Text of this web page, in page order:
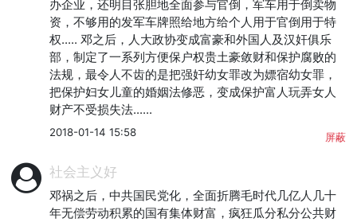
办企业，还明目张胆地全面参与官倒，军车用于倒卖物
资，不够用的发军车牌照给地方给个人用于官倒用于特
权..... 邓之后，人大政协变成富豪和外国人及汉奸俱乐
部，制定了一系列方便保户权贵土豪敛财和保护腐败的
法规，最令人不齿的是把强奸幼女罪改为嫖宿幼女罪，
把保护妇女儿童的婚姻法修恶，变成保护富人玩弄女人
财产不受损失法......
2018-01-14 15:58 屏蔽
社会主义好
邓祸之后，中共国民党化，全面折腾毛时代几亿人几十
年无偿劳动积累的国有集体财富，疯狂瓜分私分公共财